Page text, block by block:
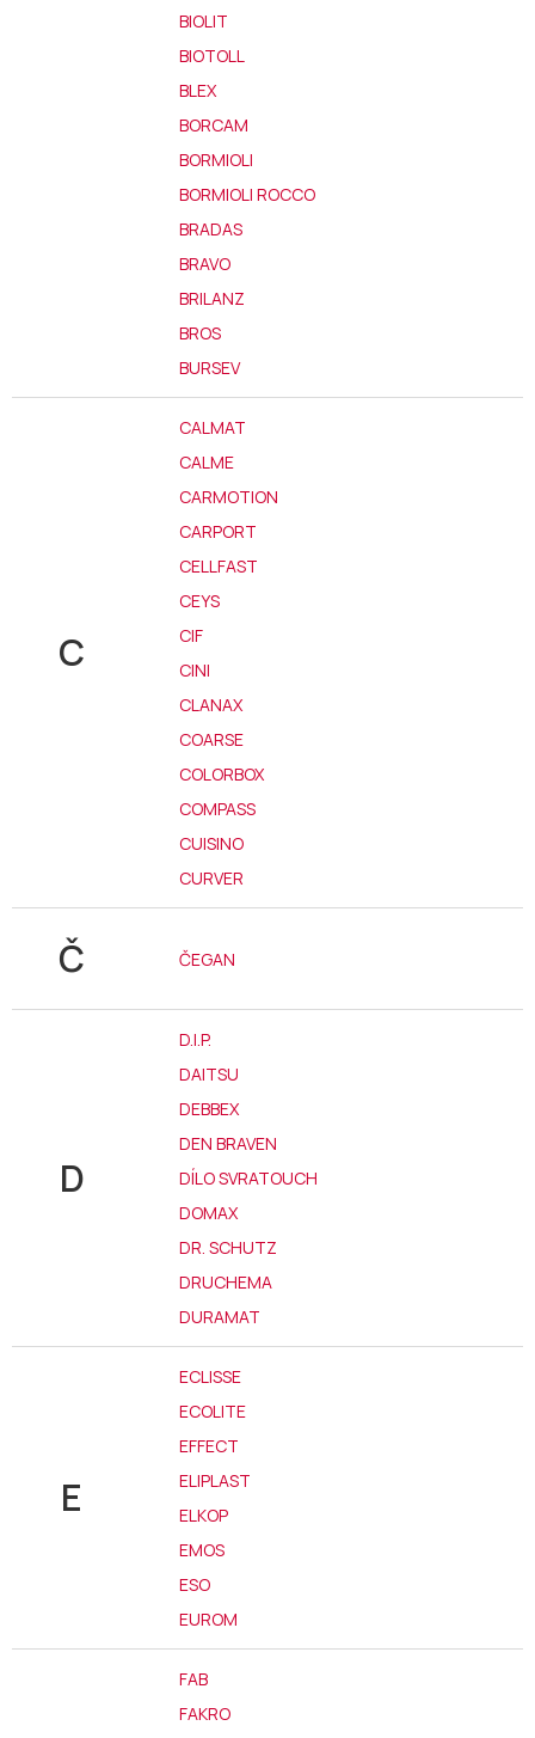
BIOLIT
BIOTOLL
BLEX
BORCAM
BORMIOLI
BORMIOLI ROCCO
BRADAS
BRAVO
BRILANZ
BROS
BURSEV
C
CALMAT
CALME
CARMOTION
CARPORT
CELLFAST
CEYS
CIF
CINI
CLANAX
COARSE
COLORBOX
COMPASS
CUISINO
CURVER
Č ČEGAN
D
D.I.P.
DAITSU
DEBBEX
DEN BRAVEN
DÍLO SVRATOUCH
DOMAX
DR. SCHUTZ
DRUCHEMA
DURAMAT
E
ECLISSE
ECOLITE
EFFECT
ELIPLAST
ELKOP
EMOS
ESO
EUROM
FAB
FAKRO